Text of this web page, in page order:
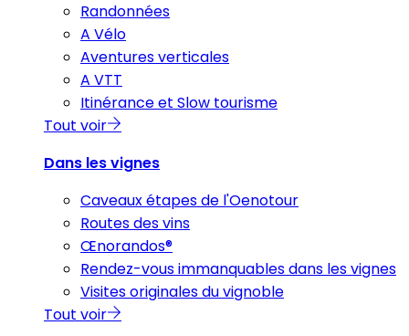
Randonnées
A Vélo
Aventures verticales
A VTT
Itinérance et Slow tourisme
Tout voir
Dans les vignes
Caveaux étapes de l'Oenotour
Routes des vins
Œnorandos®
Rendez-vous immanquables dans les vignes
Visites originales du vignoble
Tout voir